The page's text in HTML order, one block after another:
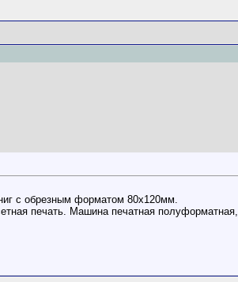
с обрезным форматом 80х120мм.
печать. Машина печатная